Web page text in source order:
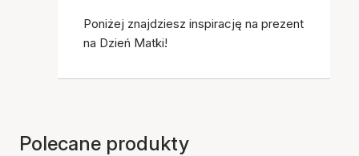
Poniżej znajdziesz inspirację na prezent
na Dzień Matki!
Polecane produkty